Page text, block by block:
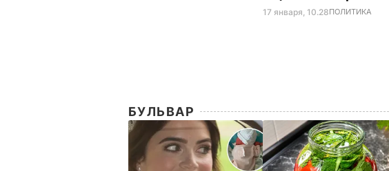
17 января, 10.28ПОЛИТИКА
БУЛЬВАР